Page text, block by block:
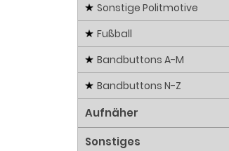
Sonstige Politmotive
Fußball
Bandbuttons A-M
Bandbuttons N-Z
Aufnäher
Sonstiges